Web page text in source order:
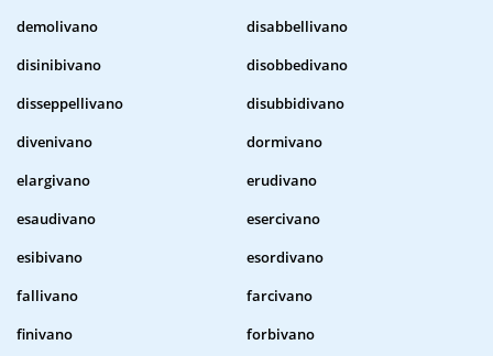
demolivano
disabbellivano
disinibivano
disobbedivano
disseppellivano
disubbidivano
divenivano
dormivano
elargivano
erudivano
esaudivano
esercivano
esibivano
esordivano
fallivano
farcivano
finivano
forbivano